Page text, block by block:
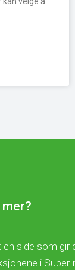
en side som gir
i